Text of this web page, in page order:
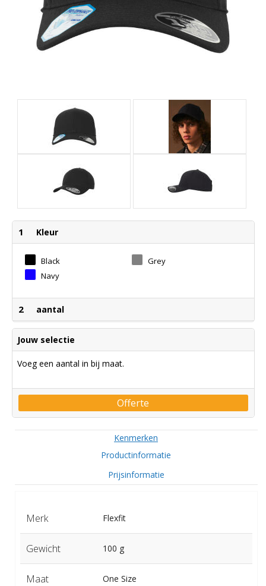
1 Kleur
Black
Grey
Navy
2 aantal
Jouw selectie
Voeg een aantal in bij maat.
Offerte
Kenmerken
Productinformatie
Prijsinformatie
Merk Flexfit
Gewicht 100 g
Maat One Size